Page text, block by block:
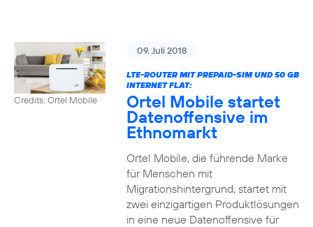
Credits: Ortel Mobile
09. Juli 2018
LTE-ROUTER MIT PREPAID-SIM UND 50 GB
INTERNET FLAT:
Ortel Mobile startet
Datenoffensive im
Ethnomarkt
Ortel Mobile, die führende Marke
für Menschen mit
Migrationshintergrund, startet mit
zwei einzigartigen Produktlösungen
in eine neue Datenoffensive für